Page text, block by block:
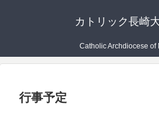
カトリック長崎
Catholic Archdiocese of
行事予定